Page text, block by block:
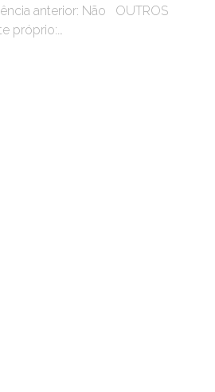
anterior: Não OUTROS
próprio:…